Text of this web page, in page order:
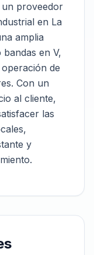
un proveedor
en La
amplia
en V,
de
Con un
al cliente,
las
y